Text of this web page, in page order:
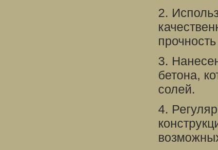
2.
3.
бетона,
солей.
4.